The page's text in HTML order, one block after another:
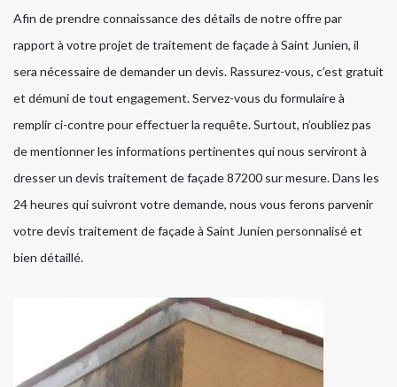
Afin de prendre connaissance des détails de notre offre par
rapport à votre projet de traitement de façade à Saint Junien, il
sera nécessaire de demander un devis. Rassurez-vous, c’est gratuit
et démuni de tout engagement. Servez-vous du formulaire à
remplir ci-contre pour effectuer la requête. Surtout, n’oubliez pas
de mentionner les informations pertinentes qui nous serviront à
dresser un devis traitement de façade 87200 sur mesure. Dans les
24 heures qui suivront votre demande, nous vous ferons parvenir
votre devis traitement de façade à Saint Junien personnalisé et
bien détaillé.